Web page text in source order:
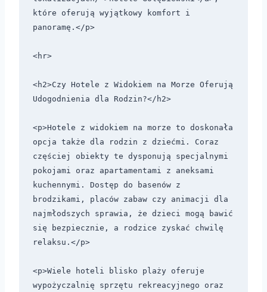
które oferują wyjątkowy komfort i
panoramę.</p>
<hr>
<h2>Czy Hotele z Widokiem na Morze Oferują
Udogodnienia dla Rodzin?</h2>
<p>Hotele z widokiem na morze to doskonała
opcja także dla rodzin z dziećmi. Coraz
częściej obiekty te dysponują specjalnymi
pokojami oraz apartamentami z aneksami
kuchennymi. Dostęp do basenów z
brodzikami, placów zabaw czy animacji dla
najmłodszych sprawia, że dzieci mogą bawić
się bezpiecznie, a rodzice zyskać chwilę
relaksu.</p>
<p>Wiele hoteli blisko plaży oferuje
wypożyczalnię sprzętu rekreacyjnego oraz